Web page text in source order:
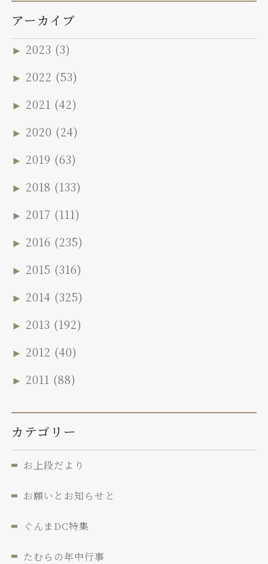
アーカイブ
► 2023 (3)
► 2022 (53)
► 2021 (42)
► 2020 (24)
► 2019 (63)
► 2018 (133)
► 2017 (111)
► 2016 (235)
► 2015 (316)
► 2014 (325)
► 2013 (192)
► 2012 (40)
► 2011 (88)
カテゴリー
お上段だより
お願いとお知らせと
ぐんまDC特集
たむらの年中行事